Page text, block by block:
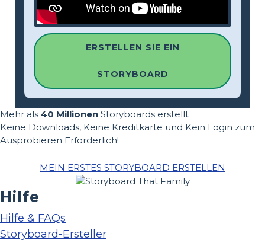
ERSTELLEN SIE EIN
STORYBOARD
Mehr als 40 Millionen Storyboards erstellt
Keine Downloads, Keine Kreditkarte und Kein Login zum
Ausprobieren Erforderlich!
MEIN ERSTES STORYBOARD ERSTELLEN
Hilfe
Hilfe & FAQs
Storyboard-Ersteller